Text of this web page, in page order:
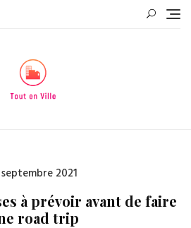
Posted
2021
à prévoir avant de faire
road trip